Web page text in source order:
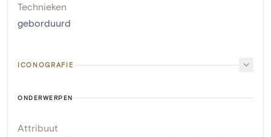
Technieken
geborduurd
ICONOGRAFIE
ONDERWERPEN
Attribuut